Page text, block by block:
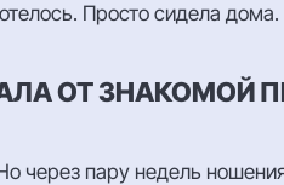
Просто сидела
ОТ ЗНАКОМОЙ
через пару недель